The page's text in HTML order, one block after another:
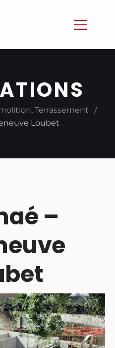
,Terrassement /
Loubet
–